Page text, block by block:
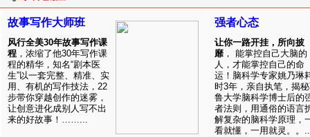
故事写作大师班
风行全美30年故事写作课
程 ，浓缩了他30年写作课
程的精华，知名“剧本医
生”以一套完整、精准、实
用、有机的写作技法，22
步带你穿越创作的迷雾，
让创意进化成别人写不出
来的好故事！……...
强者心态
让你一路开挂，所向披
靡 ， 能掌控自己大脑的
人，才能掌控自己的命
运！脑科学专家姚乃琳
时3年，亲自执笔，揭
鲁大学脑科学博士后的
者法则，用通俗的语言
解复杂的脑科学原理，
看就懂，一用就灵。。